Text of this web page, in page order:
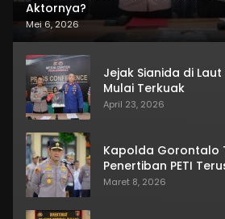
Aktornya?
Mei 6, 2026
Jejak Sianida di
Mulai Terkuak
April 23, 2026
Kapolda Gorontalo
Penertiban PETI
Maret 8, 2026